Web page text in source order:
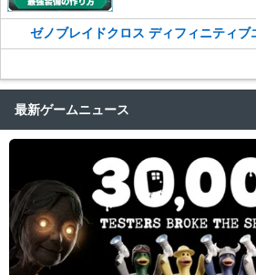
ゼノブレイドクロス ディフィニティブ
最新ゲームニュース